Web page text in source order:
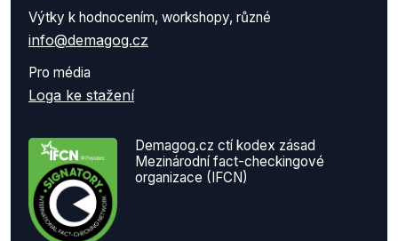
Výtky k hodnocením, workshopy, různé
info@demagog.cz
Pro média
Loga ke stažení
Demagog.cz ctí kodex zásad
Mezinárodní fact-checkingové
organizace (IFCN)